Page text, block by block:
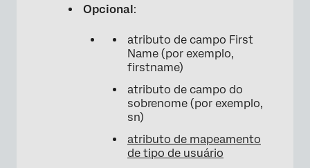
Opcional:
atributo de campo First
Name (por exemplo,
firstname)
atributo de campo do
sobrenome (por exemplo,
sn)
atributo de mapeamento
de tipo de usuário